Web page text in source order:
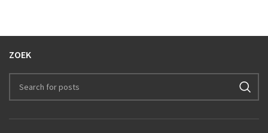
ZOEK